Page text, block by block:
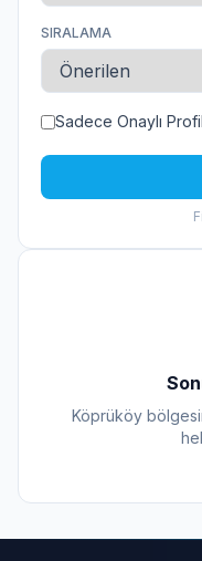
SIRALAMA
Sadece Onaylı
Köprüköy